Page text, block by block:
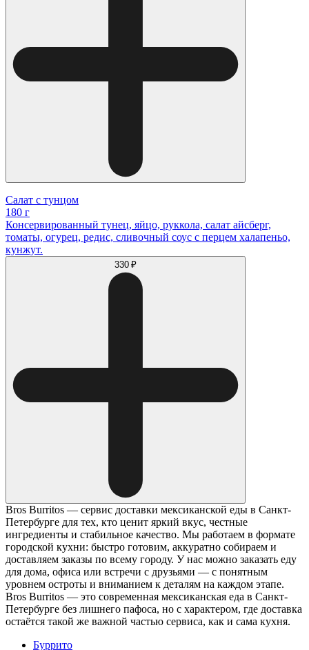
Салат с тунцом
180 г
Консервированный тунец, яйцо, руккола, салат айсберг,
томаты, огурец, редис, сливочный соус с перцем халапеньо,
кунжут.
330 ₽
Bros Burritos — сервис доставки мексиканской еды в Санкт-
Петербурге для тех, кто ценит яркий вкус, честные
ингредиенты и стабильное качество. Мы работаем в формате
городской кухни: быстро готовим, аккуратно собираем и
доставляем заказы по всему городу. У нас можно заказать еду
для дома, офиса или встречи с друзьями — с понятным
уровнем остроты и вниманием к деталям на каждом этапе.
Bros Burritos — это современная мексиканская еда в Санкт-
Петербурге без лишнего пафоса, но с характером, где доставка
остаётся такой же важной частью сервиса, как и сама кухня.
Буррито